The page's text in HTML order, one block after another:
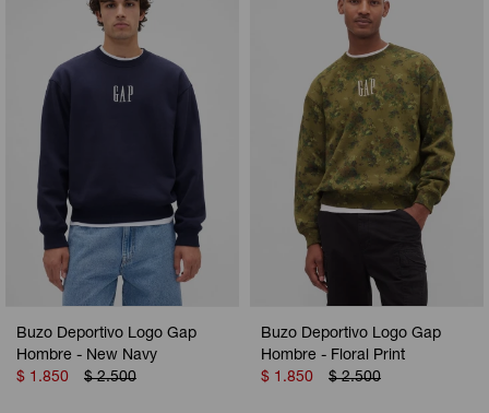
Buzo Deportivo Logo Gap
Hombre - New Navy
$ 1.850 $ 2.500
Buzo Deportivo Logo Gap
Hombre - Floral Print
$ 1.850 $ 2.500
Camperas
Musculosas
Vestidos y polleras
Pijamas
Camperas
Chalecos
Ropa interior
Polos
Camperas
Chalecos
Pijamas
Camperas
Pijamas